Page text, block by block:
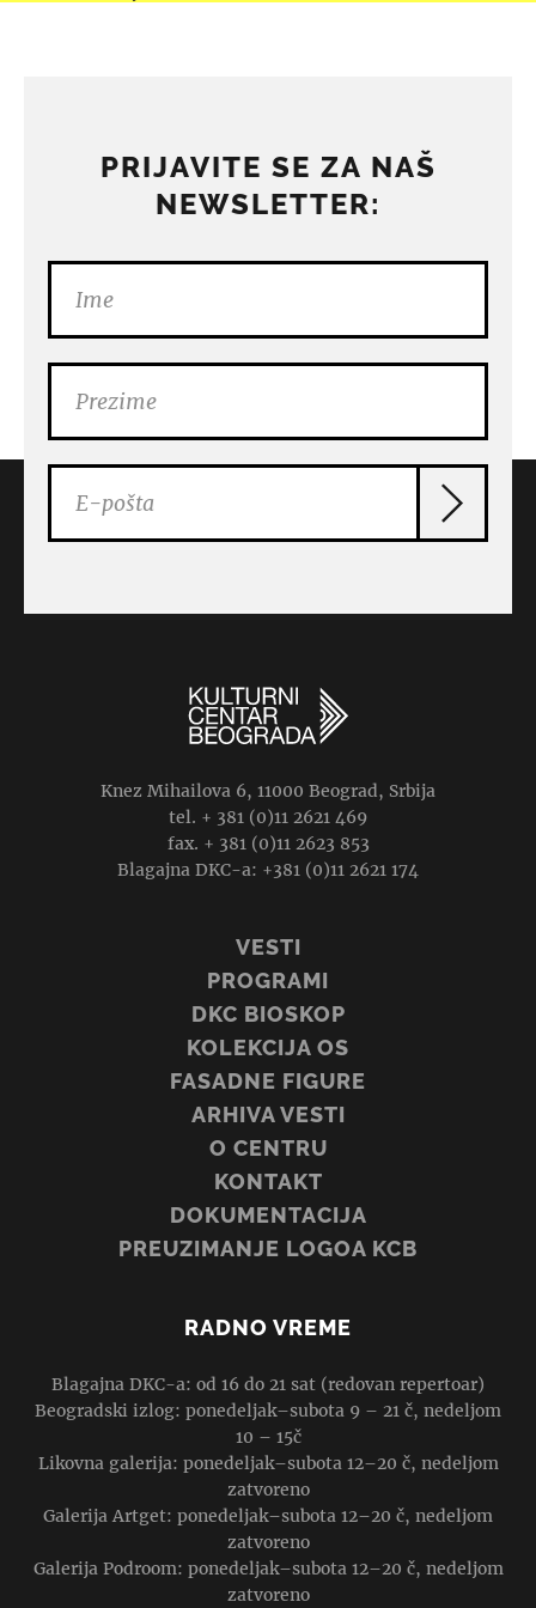
PRIJAVITE SE ZA NAŠ
NEWSLETTER:
Knez Mihailova 6, 11000 Beograd, Srbija
tel. + 381 (0)11 2621 469
fax. + 381 (0)11 2623 853
Blagajna DKC-a: +381 (0)11 2621 174
VESTI
PROGRAMI
DKC BIOSKOP
KOLEKCIJA OS
FASADNE FIGURE
ARHIVA VESTI
O CENTRU
KONTAKT
DOKUMENTACIJA
PREUZIMANJE LOGOA KCB
RADNO VREME
Blagajna DKC-a: od 16 do 21 sat (redovan repertoar)
Beogradski izlog: ponedeljak–subota 9 – 21 č, nedeljom
10 – 15č
Likovna galerija: ponedeljak–subota 12–20 č, nedeljom
zatvoreno
Galerija Artget: ponedeljak–subota 12–20 č, nedeljom
zatvoreno
Galerija Podroom: ponedeljak–subota 12–20 č, nedeljom
zatvoreno